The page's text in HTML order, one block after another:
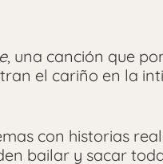
, una canción que
el cariño en la
con historias
bailar y sacar